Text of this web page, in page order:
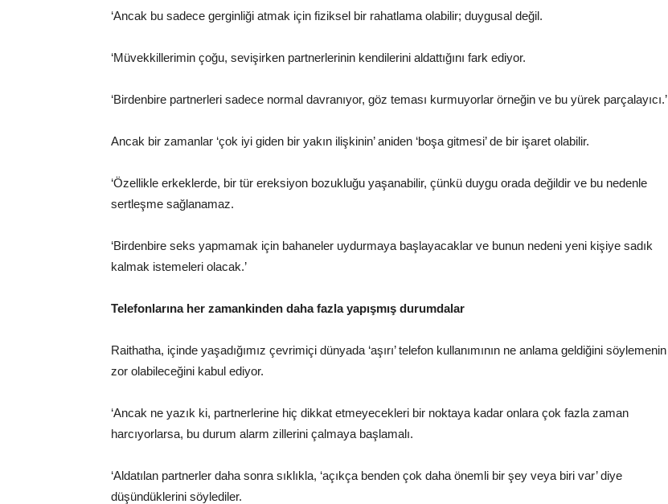
‘Ancak bu sadece gerginliği atmak için fiziksel bir rahatlama olabilir; duygusal değil.
‘Müvekkillerimin çoğu, sevişirken partnerlerinin kendilerini aldattığını fark ediyor.
‘Birdenbire partnerleri sadece normal davranıyor, göz teması kurmuyorlar örneğin ve bu yürek parçalayıcı.’
Ancak bir zamanlar ‘çok iyi giden bir yakın ilişkinin’ aniden ‘boşa gitmesi’ de bir işaret olabilir.
‘Özellikle erkeklerde, bir tür ereksiyon bozukluğu yaşanabilir, çünkü duygu orada değildir ve bu nedenle
sertleşme sağlanamaz.
‘Birdenbire seks yapmamak için bahaneler uydurmaya başlayacaklar ve bunun nedeni yeni kişiye sadık
kalmak istemeleri olacak.’
Telefonlarına her zamankinden daha fazla yapışmış durumdalar
Raithatha, içinde yaşadığımız çevrimiçi dünyada ‘aşırı’ telefon kullanımının ne anlama geldiğini söylemenin
zor olabileceğini kabul ediyor.
‘Ancak ne yazık ki, partnerlerine hiç dikkat etmeyecekleri bir noktaya kadar onlara çok fazla zaman
harcıyorlarsa, bu durum alarm zillerini çalmaya başlamalı.
‘Aldatılan partnerler daha sonra sıklıkla, ‘açıkça benden çok daha önemli bir şey veya biri var’ diye
düşündüklerini söylediler.